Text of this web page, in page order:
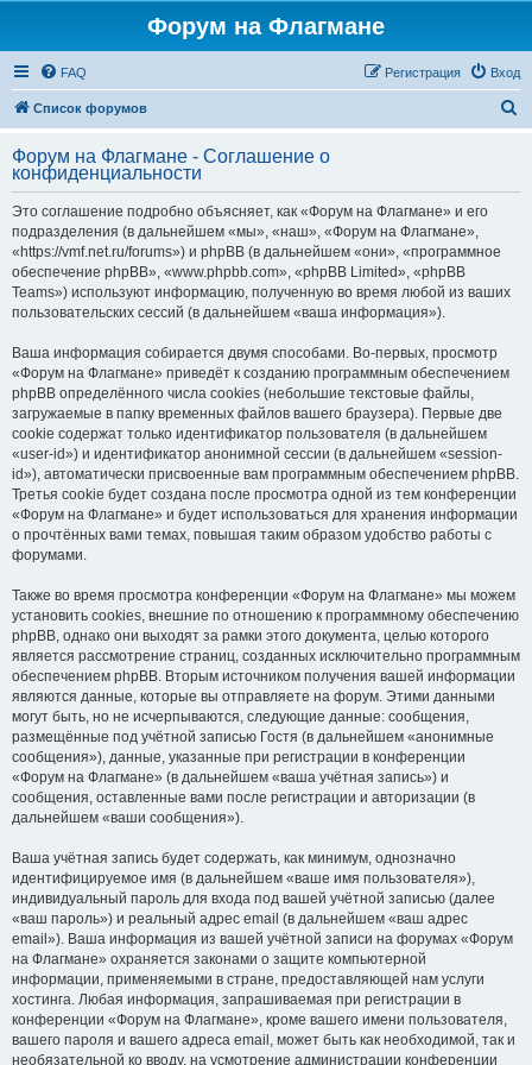
Форум на Флагмане
FAQ Вход
Регистрация
Список форумов
с
Форум на Флагмане - Соглашение о
конфиденциальности
Это соглашение подробно объясняет, как «Форум на Флагмане» и его
подразделения (в дальнейшем «мы», «наш», «Форум на Флагмане»,
«https://vmf.net.ru/forums») и phpBB (в дальнейшем «они», «программное
обеспечение phpBB», «www.phpbb.com», «phpBB Limited», «phpBB
Teams») используют информацию, полученную во время любой из ваших
пользовательских сессий (в дальнейшем «ваша информация»).
Ваша информация собирается двумя способами. Во-первых, просмотр
«Форум на Флагмане» приведёт к созданию программным обеспечением
phpBB определённого числа cookies (небольшие текстовые файлы,
загружаемые в папку временных файлов вашего браузера). Первые две
cookie содержат только идентификатор пользователя (в дальнейшем
«user-id») и идентификатор анонимной сессии (в дальнейшем «session-
id»), автоматически присвоенные вам программным обеспечением phpBB.
Третья cookie будет создана после просмотра одной из тем конференции
«Форум на Флагмане» и будет использоваться для хранения информации
о прочтённых вами темах, повышая таким образом удобство работы с
форумами.
Также во время просмотра конференции «Форум на Флагмане» мы можем
установить cookies, внешние по отношению к программному обеспечению
phpBB, однако они выходят за рамки этого документа, целью которого
является рассмотрение страниц, созданных исключительно программным
обеспечением phpBB. Вторым источником получения вашей информации
являются данные, которые вы отправляете на форум. Этими данными
могут быть, но не исчерпываются, следующие данные: сообщения,
размещённые под учётной записью Гостя (в дальнейшем «анонимные
сообщения»), данные, указанные при регистрации в конференции
«Форум на Флагмане» (в дальнейшем «ваша учётная запись») и
сообщения, оставленные вами после регистрации и авторизации (в
дальнейшем «ваши сообщения»).
Ваша учётная запись будет содержать, как минимум, однозначно
идентифицируемое имя (в дальнейшем «ваше имя пользователя»),
индивидуальный пароль для входа под вашей учётной записью (далее
«ваш пароль») и реальный адрес email (в дальнейшем «ваш адрес
email»). Ваша информация из вашей учётной записи на форумах «Форум
на Флагмане» охраняется законами о защите компьютерной
информации, применяемыми в стране, предоставляющей нам услуги
хостинга. Любая информация, запрашиваемая при регистрации в
конференции «Форум на Флагмане», кроме вашего имени пользователя,
вашего пароля и вашего адреса email, может быть как необходимой, так и
необязательной ко вводу, на усмотрение администрации конференции